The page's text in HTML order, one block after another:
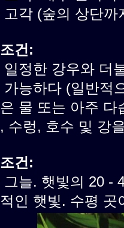
고각 (숲의 상단까
건:
일정한 강우와 더
가능하다 (일반적
물 또는 아주 다
수렁, 호수 및 강
건:
그늘. 햇빛의 20 -
인 햇빛. 수평